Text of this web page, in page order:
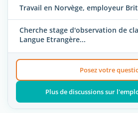
Travail en Norvège, employeur
Cherche stage d'observation de
Langue Etrangère...
Posez votre
Plus de discussions sur